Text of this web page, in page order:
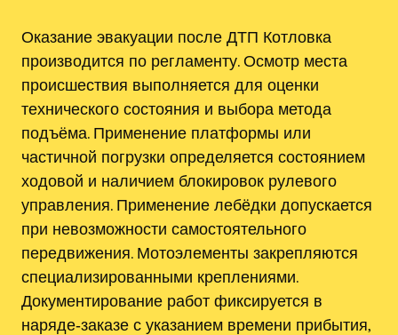
Оказание эвакуации после ДТП Котловка
производится по регламенту. Осмотр места
происшествия выполняется для оценки
технического состояния и выбора метода
подъёма. Применение платформы или
частичной погрузки определяется состоянием
ходовой и наличием блокировок рулевого
управления. Применение лебёдки допускается
при невозможности самостоятельного
передвижения. Мотоэлементы закрепляются
специализированными креплениями.
Документирование работ фиксируется в
наряде‑заказе с указанием времени прибытия,